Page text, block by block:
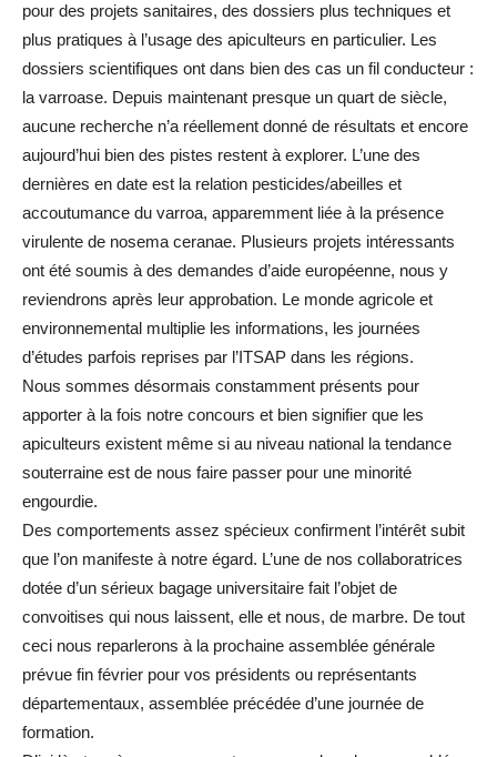
pour des projets sanitaires, des dossiers plus techniques et
plus pratiques à l’usage des apiculteurs en particulier. Les
dossiers scientifiques ont dans bien des cas un fil conducteur :
la varroase. Depuis maintenant presque un quart de siècle,
aucune recherche n’a réellement donné de résultats et encore
aujourd’hui bien des pistes restent à explorer. L’une des
dernières en date est la relation pesticides/abeilles et
accoutumance du varroa, apparemment liée à la présence
virulente de nosema ceranae. Plusieurs projets intéressants
ont été soumis à des demandes d’aide européenne, nous y
reviendrons après leur approbation. Le monde agricole et
environnemental multiplie les informations, les journées
d’études parfois reprises par l’ITSAP dans les régions.
Nous sommes désormais constamment présents pour
apporter à la fois notre concours et bien signifier que les
apiculteurs existent même si au niveau national la tendance
souterraine est de nous faire passer pour une minorité
engourdie.
Des comportements assez spécieux confirment l’intérêt subit
que l’on manifeste à notre égard. L’une de nos collaboratrices
dotée d’un sérieux bagage universitaire fait l’objet de
convoitises qui nous laissent, elle et nous, de marbre. De tout
ceci nous reparlerons à la prochaine assemblée générale
prévue fin février pour vos présidents ou représentants
départementaux, assemblée précédée d’une journée de
formation.